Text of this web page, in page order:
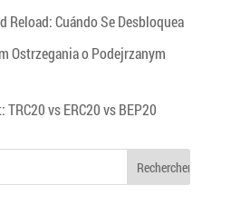
Reload: Cuándo Se Desbloquea
Ostrzegania o Podejrzanym
vs ERC20 vs BEP20